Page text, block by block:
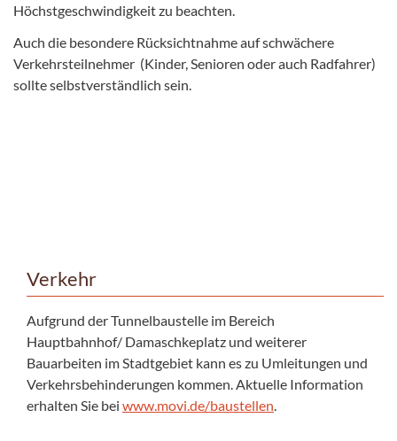
Höchstgeschwindigkeit zu beachten.
Auch die besondere Rücksichtnahme auf schwächere
Verkehrsteilnehmer (Kinder, Senioren oder auch Radfahrer)
sollte selbstverständlich sein.
Verkehr
Aufgrund der Tunnelbaustelle im Bereich
Hauptbahnhof/ Damaschkeplatz und weiterer
Bauarbeiten im Stadtgebiet kann es zu Umleitungen und
Verkehrsbehinderungen kommen. Aktuelle Information
erhalten Sie bei www.movi.de/baustellen.